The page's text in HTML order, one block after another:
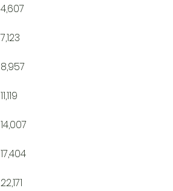
4,607
7,123
8,957
11,119
14,007
17,404
22,171